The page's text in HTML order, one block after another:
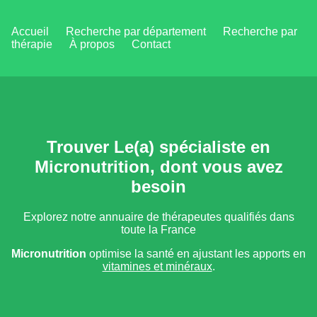
Accueil Recherche par département
Recherche par
thérapie
À propos Contact
Trouver Le(a) spécialiste en
Micronutrition, dont vous avez
besoin
Explorez notre annuaire de thérapeutes qualifiés dans
toute la France
Micronutrition optimise la santé en ajustant les apports en
vitamines et minéraux.